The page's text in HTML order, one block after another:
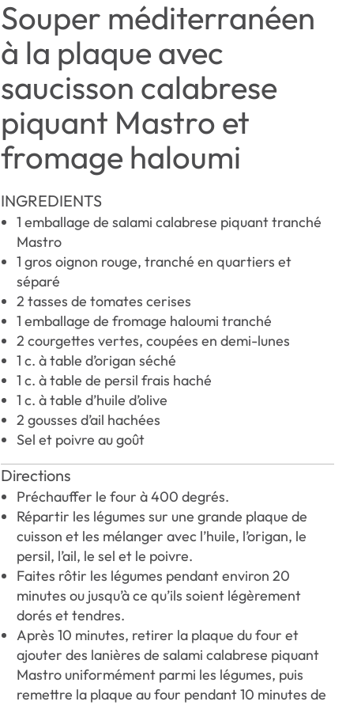
Souper méditerranéen
à la plaque avec
saucisson calabrese
piquant Mastro et
fromage haloumi
INGREDIENTS
1 emballage de salami calabrese piquant tranché
Mastro
1 gros oignon rouge, tranché en quartiers et
séparé
2 tasses de tomates cerises
1 emballage de fromage haloumi tranché
2 courgettes vertes, coupées en demi-lunes
1 c. à table d’origan séché
1 c. à table de persil frais haché
1 c. à table d’huile d’olive
2 gousses d’ail hachées
Sel et poivre au goût
Directions
Préchauffer le four à 400 degrés.
Répartir les légumes sur une grande plaque de
cuisson et les mélanger avec l’huile, l’origan, le
persil, l’ail, le sel et le poivre.
Faites rôtir les légumes pendant environ 20
minutes ou jusqu’à ce qu’ils soient légèrement
dorés et tendres.
Après 10 minutes, retirer la plaque du four et
ajouter des lanières de salami calabrese piquant
Mastro uniformément parmi les légumes, puis
remettre la plaque au four pendant 10 minutes de